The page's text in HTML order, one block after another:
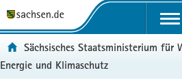
t
a
u
p
e
r
Portalübergreifende
Sächsisches Staatsministerium für
Energie und Klimaschutz